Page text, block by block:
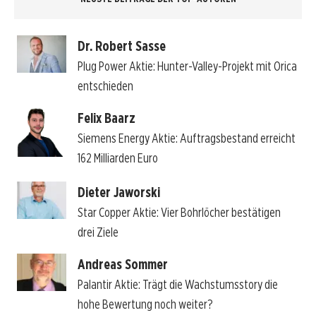
Dr. Robert Sasse
Plug Power Aktie: Hunter-Valley-Projekt mit Orica
entschieden
Felix Baarz
Siemens Energy Aktie: Auftragsbestand erreicht
162 Milliarden Euro
Dieter Jaworski
Star Copper Aktie: Vier Bohrlöcher bestätigen
drei Ziele
Andreas Sommer
Palantir Aktie: Trägt die Wachstumsstory die
hohe Bewertung noch weiter?